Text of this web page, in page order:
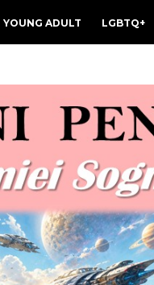
YOUNG ADULT LGBTQ+